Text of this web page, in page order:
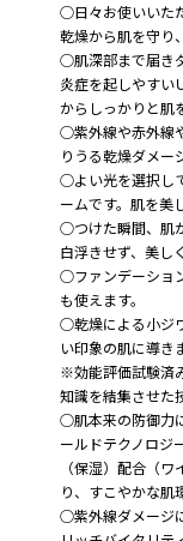
○日々お使いいた
乾燥から肌を守り
○肌深部まで届き
炎症を起しやすい
からしっかりと肌
○紫外線や赤外線
りうる乾燥ダメー
○よい光を選択し
ームです。肌を美
○つけた瞬間、肌
白浮きせず、美し
○ファンデーショ
も使えます。
○乾燥による小ジ
い印象の肌に導き
※効能評価試験済
知識を結集させた
○肌本来の防御力
ールドテクノロジ
（保湿）配合（
り、すこやかな肌
○紫外線ダメージ